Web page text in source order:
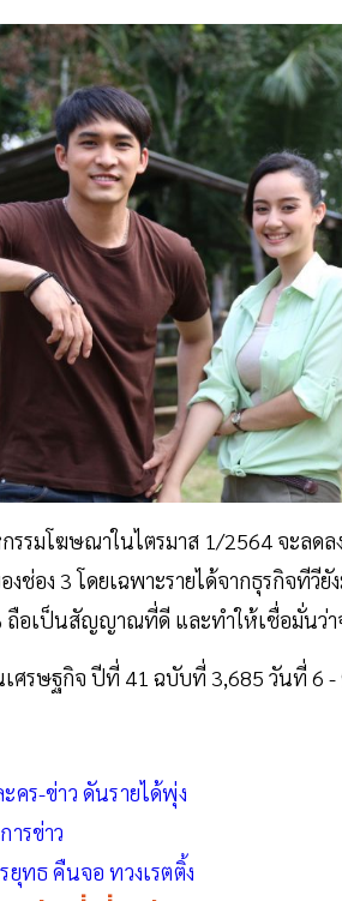
รรมโฆษณาในไตรมาส 1/2564 จะลด
ช่อง 3 โดยเฉพาะรายได้จากธุรกิจทีวียั
อเป็นสัญญาณที่ดี และทำให้เชื่อมั่นว่าจ
ศรษฐกิจ ปีที่ 41 ฉบับที่ 3,685 วันที่ 6 -
คร-ข่าว ดันรายได้พุ่ง
ารข่าว
ยุทธ คืนจอ ทวงเรตติ้ง